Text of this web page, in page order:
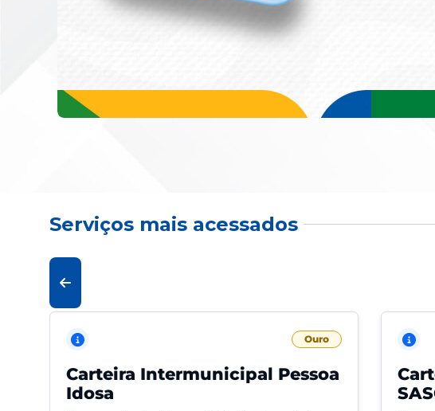
Serviços mais acessados
Ouro
Carteira Intermunicipal Pessoa
Idosa